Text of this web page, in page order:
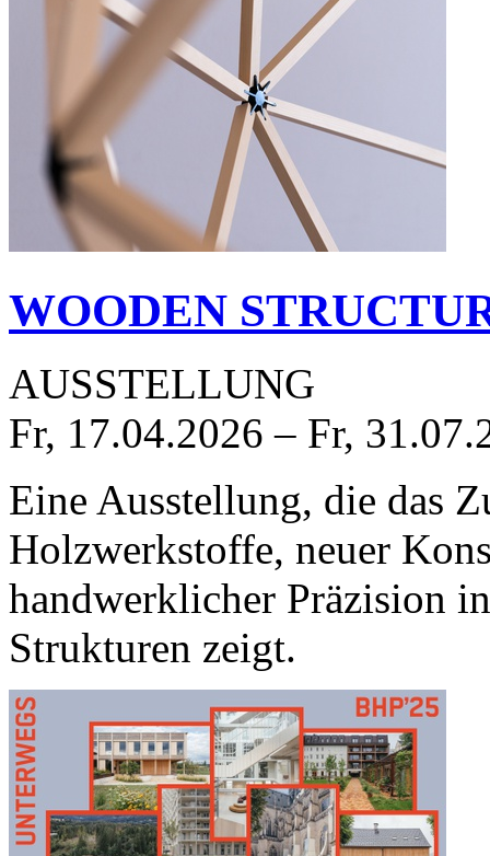
WOODEN
AUSSTELLUNG
Fr, 17.04.2026 – Fr,
Eine Ausstellung, die das
Holzwerkstoffe, neuer
handwerklicher Präzision
Strukturen zeigt.